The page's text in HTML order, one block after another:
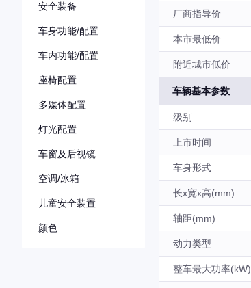
安全装备
车身功能/配置
车内功能/配置
座椅配置
多媒体配置
灯光配置
车窗及后视镜
空调/冰箱
儿童安全装置
颜色
厂商指导价
本市最低价
附近城市低价
车辆基本参数
级别
上市时间
车身形式
长x宽x高(mm)
轴距(mm)
动力类型
整车最大功率(kW)